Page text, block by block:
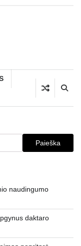
Paieška
naudingumo
daktaro